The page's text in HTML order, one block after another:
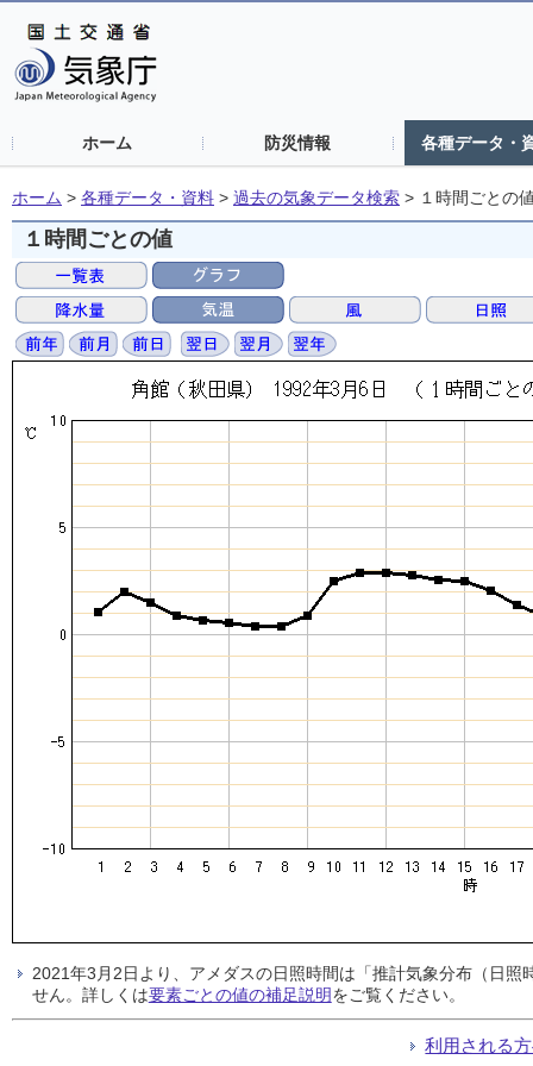
ホーム 防災情報 各種データ・
ホーム > 各種データ・資料 > 過去の気象データ検索 > １時間ごとの
１時間ごとの値
2021年3月2日より、アメダスの日照時間は「推計気象分布（日
せん。詳しくは要素ごとの値の補足説明をご覧ください。
利用される